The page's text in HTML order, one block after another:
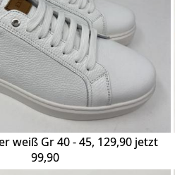
weiß Gr 40 - 45, 129,90 jetzt
99,90